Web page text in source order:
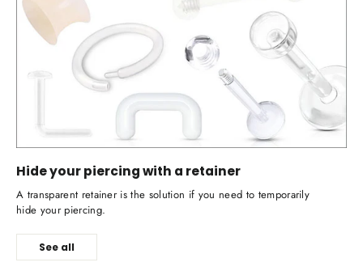
Hide your piercing with a retainer
A transparent retainer is the solution if you need to temporarily
hide your piercing.
See all